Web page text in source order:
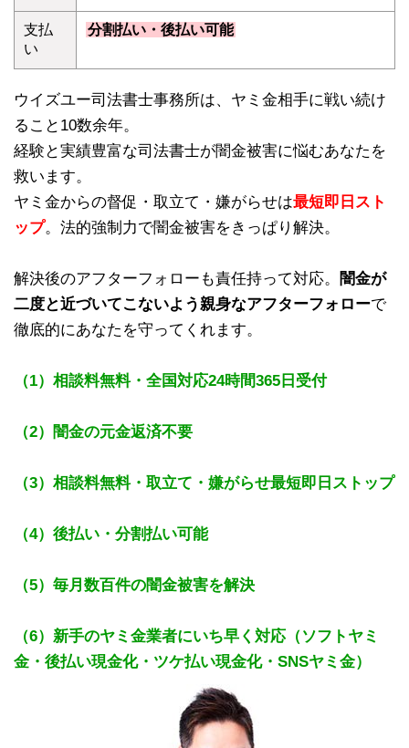
支払
い
分割払い・後払い可能
ウイズユー司法書士事務所は、ヤミ金相手に戦い続け
ること10数余年。
経験と実績豊富な司法書士が闇金被害に悩むあなたを
救います。
ヤミ金からの督促・取立て・嫌がらせは最短即日スト
ップ。法的強制力で闇金被害をきっぱり解決。
解決後のアフターフォローも責任持って対応。
闇金が
二度と近づいてこないよう親身なアフターフォローで
徹底的にあなたを守ってくれます。
（1）相談料無料・全国対応24時間365日受付
（2）闇金の元金返済不要
（3）相談料無料・取立て・嫌がらせ最短即日ストップ
（4）後払い・分割払い可能
（5）毎月数百件の闇金被害を解決
（6）新手のヤミ金業者にいち早く対応（ソフトヤミ
金・後払い現金化・ツケ払い現金化・SNSヤミ金）